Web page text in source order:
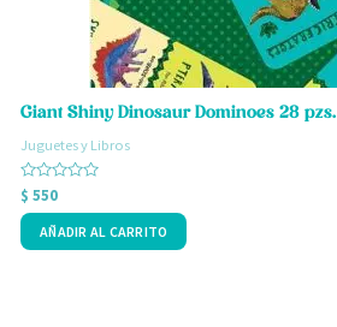
Giant Shiny Dinosaur Dominoes 28 pzs.
Juguetes y Libros
Valorado
con
0
5
$ 550
AÑADIR AL CARRITO